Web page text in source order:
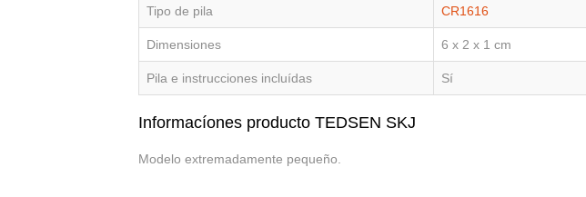
Tipo de pila CR1616
Dimensiones 6 x 2 x 1 cm
Pila e instrucciones incluídas Sí
Informacíones producto TEDSEN SKJ
Modelo extremadamente pequeño.